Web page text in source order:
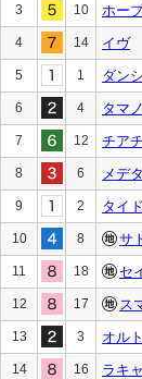
3 10 ホー
4 14 イヴ
5 1 ダン
6 4 タマ
7 12 チア
8 6 メデ
9 2 タイ
10 8 サ
11 18 セ
12 17 ス
13 3 オル
14 16 ラキ